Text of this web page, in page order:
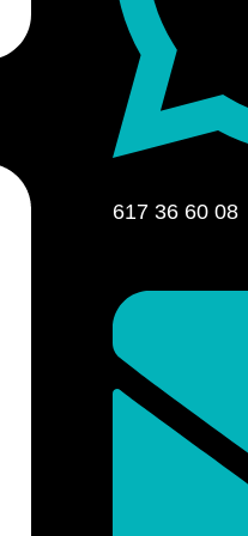
617 36 60 08